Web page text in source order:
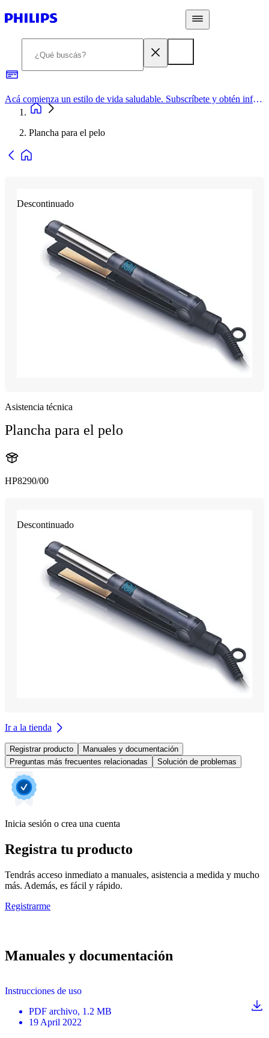
Acá comienza un estilo de vida saludable. Subscríbete y obtén información de primera mano
Plancha para el pelo
Descontinuado
Asistencia técnica
Plancha para el pelo
HP8290/00
Descontinuado
Ir a la tienda
Registrar producto
Manuales y documentación
Preguntas más frecuentes relacionadas
Solución de problemas
Inicia sesión o crea una cuenta
Registra tu producto
Tendrás acceso inmediato a manuales, asistencia a medida y mucho
más. Además, es fácil y rápido.
Registrarme
Manuales y documentación
Instrucciones de uso
PDF archivo, 1.2 MB
19 April 2022